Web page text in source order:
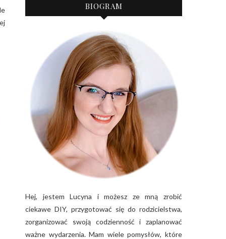
BIOGRAM
Hej, jestem Lucyna i możesz ze mną zrobić
ciekawe DIY, przygotować się do rodzicielstwa,
zorganizować swoją codzienność i zaplanować
ważne wydarzenia. Mam wiele pomysłów, które